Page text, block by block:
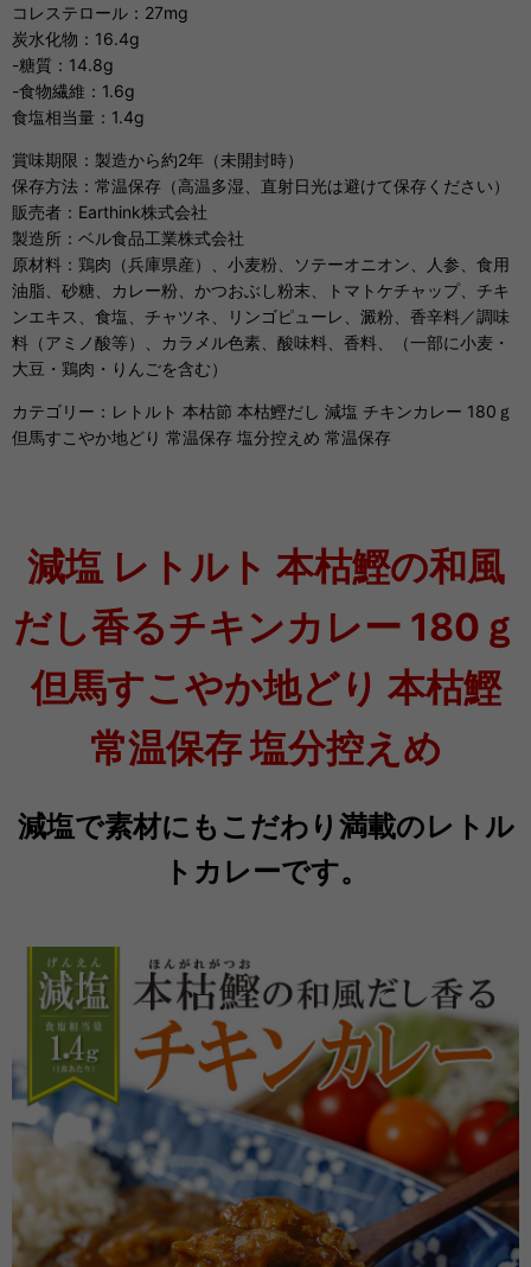
コレステロール：27mg
炭水化物：16.4g
-糖質：14.8g
-食物繊維：1.6g
食塩相当量：1.4g
賞味期限：製造から約2年（未開封時）
保存方法：常温保存（高温多湿、直射日光は避けて保存ください）
販売者：Earthink株式会社
製造所：ベル食品工業株式会社
原材料：鶏肉（兵庫県産）、小麦粉、ソテーオニオン、人参、食用
油脂、砂糖、カレー粉、かつおぶし粉末、トマトケチャップ、チキ
ンエキス、食塩、チャツネ、リンゴピューレ、澱粉、香辛料／調味
料（アミノ酸等）、カラメル色素、酸味料、香料、（一部に小麦・
大豆・鶏肉・りんごを含む）
カテゴリー：レトルト 本枯節 本枯鰹だし 減塩 チキンカレー 180ｇ
但馬すこやか地どり 常温保存 塩分控えめ 常温保存
減塩 レトルト 本枯鰹の和風
だし香るチキンカレー 180ｇ
但馬すこやか地どり 本枯鰹
常温保存 塩分控えめ
減塩で素材にもこだわり満載のレトル
トカレーです。